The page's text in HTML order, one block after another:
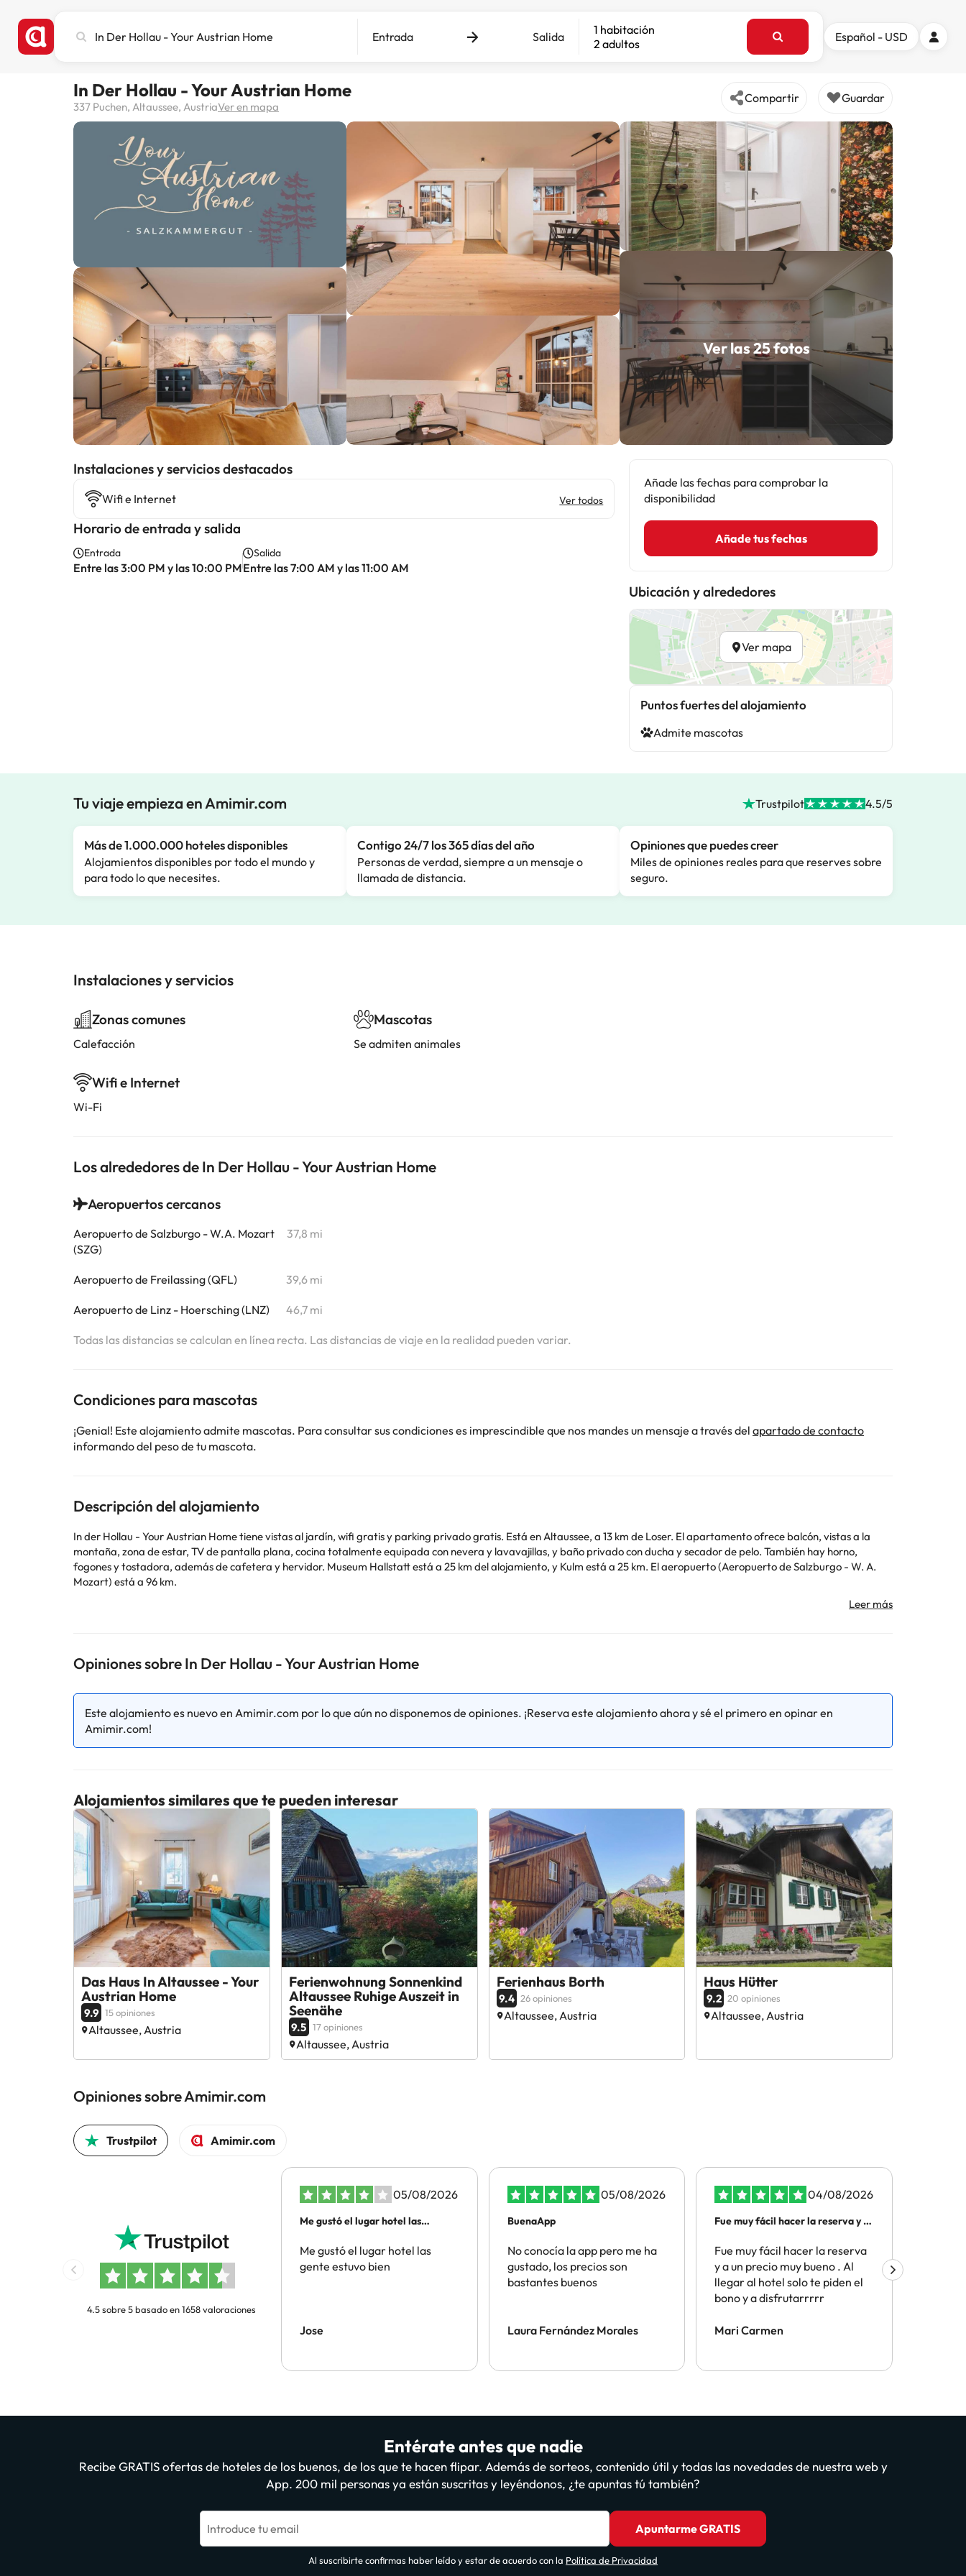
ciudad,
destino
Entrada Salida
1 habitación
2 adultos
Español - USD
In Der Hollau - Your Austrian Home
337 Puchen, Altaussee, AustriaVer en mapa
Compartir Guardar
Ver las 25 fotos
Instalaciones y servicios destacados
Wifi e Internet Ver todos
Horario de entrada y salida
Entrada
Entre las 3:00 PM y las 10:00 PM
Salida
Entre las 7:00 AM y las 11:00 AM
Añade las fechas para comprobar la
disponibilidad
Añade tus fechas
Ubicación y alrededores
Ver mapa
Puntos fuertes del alojamiento
Admite mascotas
Tu viaje empieza en Amimir.com Trustpilot 4.5/5
Más de 1.000.000 hoteles disponibles
Alojamientos disponibles por todo el mundo y
para todo lo que necesites.
Contigo 24/7 los 365 días del año
Personas de verdad, siempre a un mensaje o
llamada de distancia.
Opiniones que puedes creer
Miles de opiniones reales para que reserves sobre
seguro.
Instalaciones y servicios
Zonas comunes
Calefacción
Wifi e Internet
Wi-Fi
Mascotas
Se admiten animales
Los alrededores de In Der Hollau - Your Austrian Home
Aeropuertos cercanos
Aeropuerto de Salzburgo - W.A. Mozart
(SZG)
37,8 mi
Aeropuerto de Freilassing (QFL) 39,6 mi
Aeropuerto de Linz - Hoersching (LNZ) 46,7 mi
Todas las distancias se calculan en línea recta. Las distancias de viaje en la realidad pueden variar.
Condiciones para mascotas
¡Genial! Este alojamiento admite mascotas. Para consultar sus condiciones es imprescindible que nos mandes un mensaje a través del apartado de contacto
informando del peso de tu mascota.
Descripción del alojamiento
In der Hollau - Your Austrian Home tiene vistas al jardín, wifi gratis y parking privado gratis. Está en Altaussee, a 13 km de Loser. El apartamento ofrece balcón, vistas a la
montaña, zona de estar, TV de pantalla plana, cocina totalmente equipada con nevera y lavavajillas, y baño privado con ducha y secador de pelo. También hay horno,
fogones y tostadora, además de cafetera y hervidor. Museum Hallstatt está a 25 km del alojamiento, y Kulm está a 25 km. El aeropuerto (Aeropuerto de Salzburgo - W. A.
Mozart) está a 96 km.
Opiniones sobre In Der Hollau - Your Austrian Home
Este alojamiento es nuevo en Amimir.com por lo que aún no disponemos de opiniones. ¡Reserva este alojamiento ahora y sé el primero en opinar en
Amimir.com!
Alojamientos similares que te pueden interesar
Das Haus In Altaussee - Your
Austrian Home
9.9 15 opiniones
Altaussee, Austria
Ferienwohnung Sonnenkind
Altaussee Ruhige Auszeit in
Seenähe
9.5 17 opiniones
Altaussee, Austria
Ferienhaus Borth
9.4 26 opiniones
Altaussee, Austria
Haus Hütter
9.2 20 opiniones
Altaussee, Austria
Opiniones sobre Amimir.com
Trustpilot Amimir.com
4.5 sobre 5 basado en 1658 valoraciones
05/08/2026
Me gustó el lugar hotel las
Me gustó el lugar hotel las
gente estuvo bien
Jose
05/08/2026
BuenaApp
No conocía la app pero me ha
gustado, los precios son
bastantes buenos
Laura Fernández Morales
04/08/2026
Fue muy fácil hacer la reserva y a
Fue muy fácil hacer la reserva
y a un precio muy bueno . Al
llegar al hotel solo te piden el
bono y a disfrutarrrrr
Mari Carmen
Entérate antes que nadie
Recibe GRATIS ofertas de hoteles de los buenos, de los que te hacen flipar. Además de sorteos, contenido útil y todas las novedades de nuestra web y
App. 200 mil personas ya están suscritas y leyéndonos, ¿te apuntas tú también?
Introduce tu email Apuntarme GRATIS
Al suscribirte confirmas haber leído y estar de acuerdo con la Política de Privacidad